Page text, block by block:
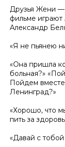
Друзья Жени
фильме
Александр
«Я не пьянею
«Она пришла
больная?»
Пойдем
Ленинград?»
«Хорошо, что
пить за
«Давай с